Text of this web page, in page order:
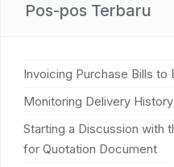
Pos-pos Terbaru
Invoicing Purchase Bills to
Monitoring Delivery History
Starting a Discussion with
for Quotation Document